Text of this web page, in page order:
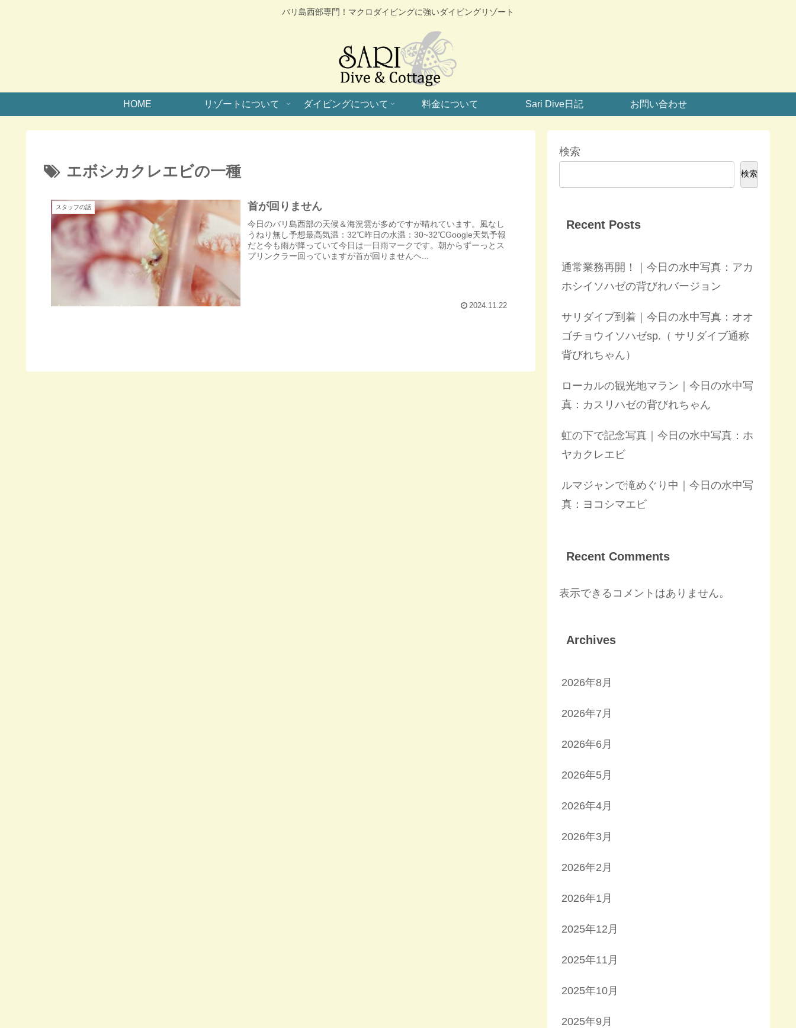
バリ島西部専門！マクロダイビングに強いダイビングリゾート
HOME リゾートについて ダイビングについて 料金について Sari Dive日記 お問い合わせ
エボシカクレエビの一種
スタッフの話 首が回りません
今日のバリ島西部の天候＆海況雲が多めですが晴れています。風なし
うねり無し予想最高気温：32℃昨日の水温：30~32℃Google天気予報
だと今も雨が降っていて今日は一日雨マークです。朝からずーっとス
プリンクラー回っていますが首が回りませんヘ...
2024.11.22
検索
検索
Recent Posts
通常業務再開！｜今日の水中写真：アカ
ホシイソハゼの背びれバージョン
サリダイブ到着｜今日の水中写真：オオ
ゴチョウイソハゼsp.（ サリダイブ通称
背びれちゃん）
ローカルの観光地マラン｜今日の水中写
真：カスリハゼの背びれちゃん
虹の下で記念写真｜今日の水中写真：ホ
ヤカクレエビ
ルマジャンで滝めぐり中｜今日の水中写
真：ヨコシマエビ
Recent Comments
表示できるコメントはありません。
Archives
2026年8月
2026年7月
2026年6月
2026年5月
2026年4月
2026年3月
2026年2月
2026年1月
2025年12月
2025年11月
2025年10月
2025年9月